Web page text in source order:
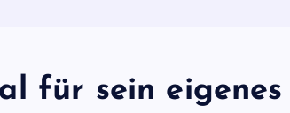
für sein eigenes